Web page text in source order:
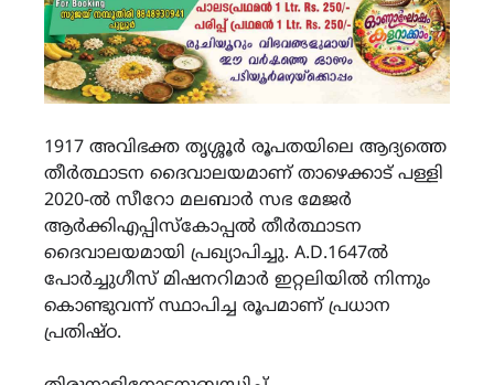
1917 അവിഭക്ത തൃശ്ശൂർ രൂപതയിലെ ആദ്യത്തെ
തീർത്ഥാടന ദൈവാലയമാണ് താഴെക്കാട് പള്ളി
2020-ൽ സീറോ മലബാർ സഭ മേജർ
ആർക്കിഎപ്പിസ്കോപ്പൽ തീർത്ഥാടന
ദൈവാലയമായി പ്രഖ്യാപിച്ചു. A.D.1647ൽ
പോർച്ചുഗീസ് മിഷനറിമാർ ഇറ്റലിയിൽ നിന്നും
കൊണ്ടുവന്ന് സ്ഥാപിച്ച രൂപമാണ് പ്രധാന
പ്രതിഷ്ഠ.